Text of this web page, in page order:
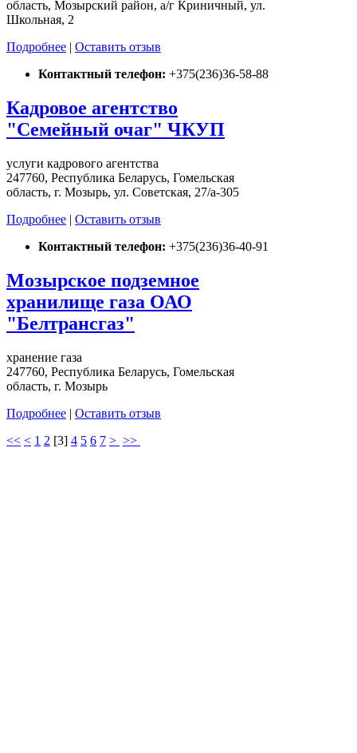
область, Мозырский район, а/г Криничный, ул.
Школьная, 2
Подробнее | Оставить отзыв
Контактный телефон: +375(236)36-58-88
Кадровое агентство
"Семейный очаг" ЧКУП
услуги кадрового агентства
247760, Республика Беларусь, Гомельская
область, г. Мозырь, ул. Советская, 27/а-305
Подробнее | Оставить отзыв
Контактный телефон: +375(236)36-40-91
Мозырское подземное
хранилище газа ОАО
"Белтрансгаз"
хранение газа
247760, Республика Беларусь, Гомельская
область, г. Мозырь
Подробнее | Оставить отзыв
<< < 1 2 [3] 4 5 6 7 > >>